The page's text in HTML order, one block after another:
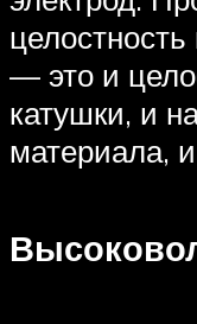
— это и
катушки, и
материала,